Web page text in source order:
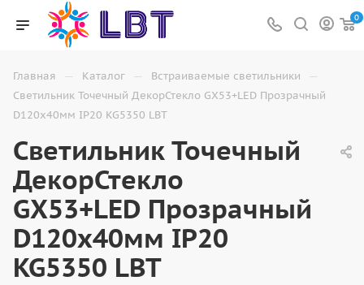
0
Главная — Каталог — Встраиваемые светильники —
Светильник Точечный ДекорСтекло GX53+LED Прозрачный
D120х40мм IP20 KG5350 LBT
Светильник Точечный
ДекорСтекло
GX53+LED Прозрачный
D120х40мм IP20
KG5350 LBT